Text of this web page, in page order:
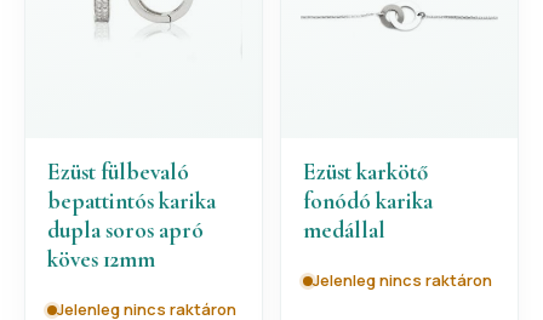
Ezüst fülbevaló
bepattintós karika
dupla soros apró
köves 12mm
Jelenleg nincs raktáron
Ezüst karkötő
fonódó karika
medállal
Jelenleg nincs raktáron